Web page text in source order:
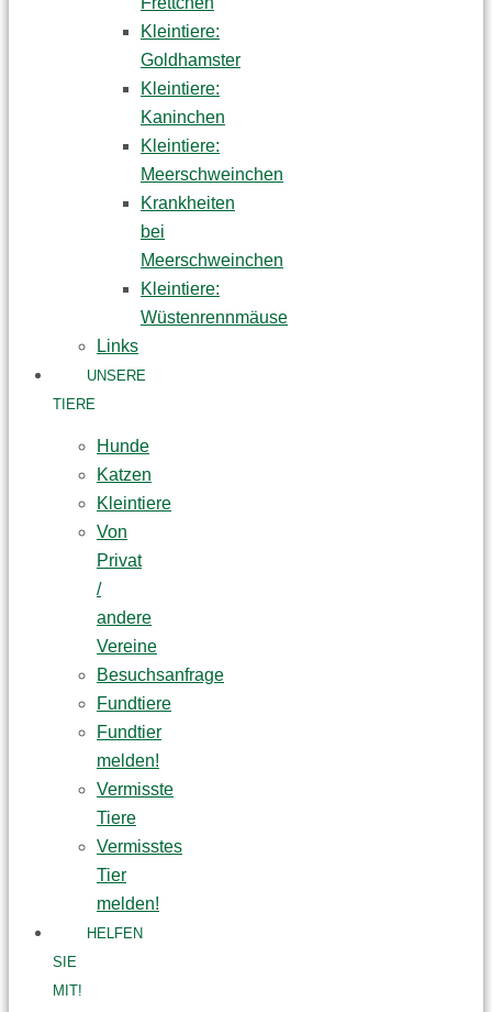
Kleintiere:
Goldhamster
Kleintiere:
Kaninchen
Kleintiere:
Meerschweinchen
Krankheiten
bei
Meerschweinchen
Kleintiere:
Wüstenrennmäuse
Links
UNSERE
TIERE
Hunde
Katzen
Kleintiere
Von
Privat
/
andere
Vereine
Besuchsanfrage
Fundtiere
Fundtier
melden!
Vermisste
Tiere
Vermisstes
Tier
melden!
HELFEN
SIE
MIT!